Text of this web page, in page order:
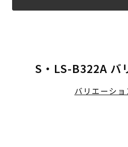
S・LS-B322A バ
バリエーシ